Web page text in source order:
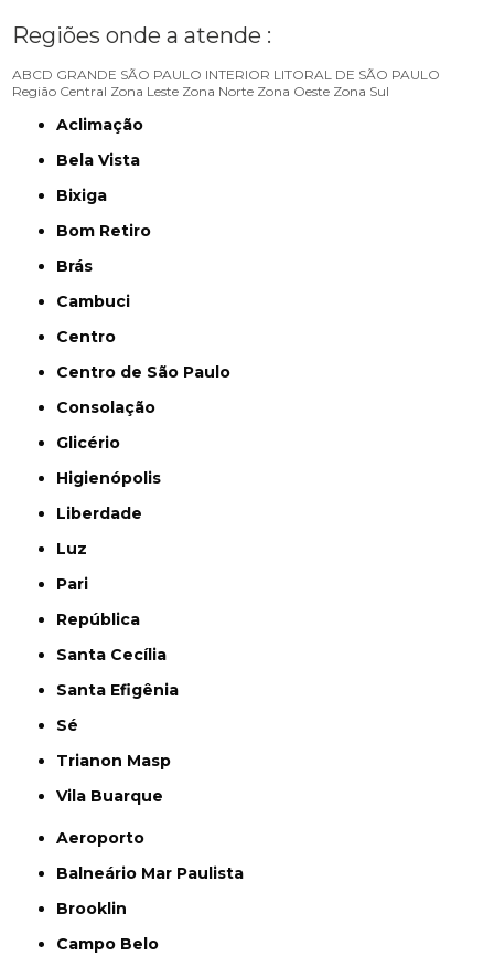
Regiões onde a atende :
ABCD GRANDE SÃO PAULO INTERIOR LITORAL DE SÃO PAULO
Região Central Zona Leste Zona Norte Zona Oeste Zona Sul
Aclimação
Bela Vista
Bixiga
Bom Retiro
Brás
Cambuci
Centro
Centro de São Paulo
Consolação
Glicério
Higienópolis
Liberdade
Luz
Pari
República
Santa Cecília
Santa Efigênia
Sé
Trianon Masp
Vila Buarque
Aeroporto
Balneário Mar Paulista
Brooklin
Campo Belo